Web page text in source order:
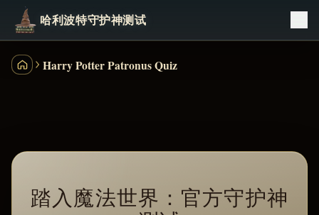
哈利波特守护神测试
哈利波特学院测试
Harry Potter Patronus Quiz
踏入魔法世界：官方守护神